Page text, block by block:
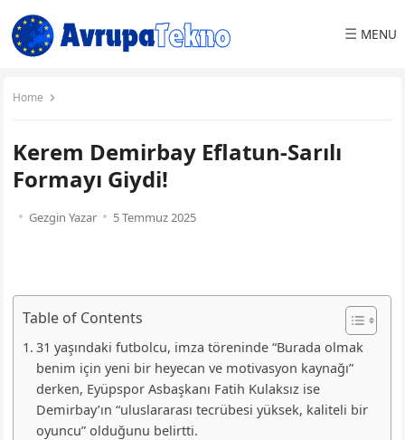
☰ MENU
Home
Kerem Demirbay Eflatun-Sarılı
Formayı Giydi!
Gezgin Yazar 5 Temmuz 2025
Table of Contents
31 yaşındaki futbolcu, imza töreninde “Burada olmak
benim için yeni bir heyecan ve motivasyon kaynağı”
derken, Eyüpspor Asbaşkanı Fatih Kulaksız ise
Demirbay’ın “uluslararası tecrübesi yüksek, kaliteli bir
oyuncu” olduğunu belirtti.